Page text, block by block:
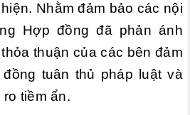
Nhằm đảm bảo các nội
Hợp đồng đã phản ánh
thuận của các bên đảm
tuân thủ pháp luật và
tiềm ẩn.